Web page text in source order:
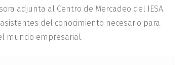
adjunta al Centro de Mercadeo del IESA.
del conocimiento necesario para
mundo empresarial.